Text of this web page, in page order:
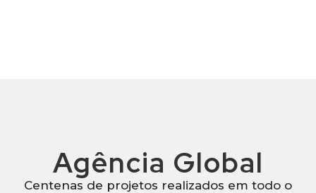
Agência Global
Centenas de projetos realizados em todo o